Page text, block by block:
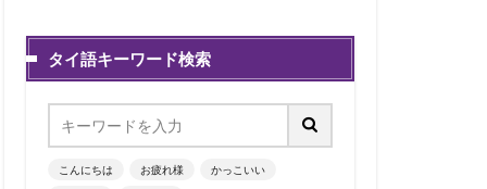
タイ語キーワード検索
こんにちは お疲れ様 かっこいい